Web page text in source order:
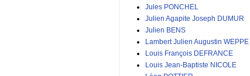
Jules PONCHEL
Julien Agapite Joseph DUMUR
Julien BENS
Lambert Julien Augustin WEPPE
Louis François DEFRANCE
Louis Jean-Baptiste NICOLE